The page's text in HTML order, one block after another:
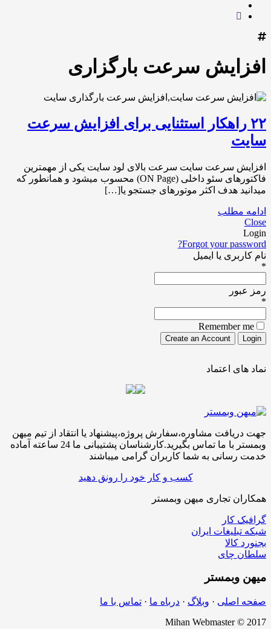
افزایش سرعت بارگزاری
۲۲ راهکار استثنایی برای افزایش سرعت
سایت
افزایش سرعت سایت سرعت بالای لود سایت یکی از مهمترین
فاکتورهای سئو داخلی (ON Page) محسوب میشود و همانطور که
میدانید هدف اکثر موتورهای جستجو یا[…]
ادامه مطلب
Close
Login
Forgot your password?
نام کاربری یا ایمیل
*
رمز عبور
*
Remember me
نماد های اعتماد
جهت دریافت مشاوره،سفارش پروژه،پیشنهاد یا انتقاد از تیم میهن
وبمستر با ما تماس بگیرید.کارشناسان پشتیبانی ما 24 ساعته آماده
خدمت رسانی به شما کاربران گرامی میباشند
کسب و کار خود را رونق دهید
همکاران تجاری میهن وبمستر
گرافیک کار
شبکه تبلیغات ایران
بجنورد کالا
سلطان چای
میهن وبمستر
صفحه اصلی · وبلاگ · درباه ما · تماس با ما
Mihan Webmaster © 2017